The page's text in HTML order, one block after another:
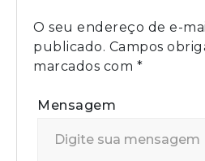
O seu endereço de e-
publicado. Campos
marcados com *
Mensagem